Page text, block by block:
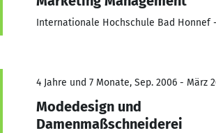
Internationale Hochschule Bad Honnef
4 Jahre und 7 Monate, Sep. 2006 - März
Modedesign und
Damenmaßschneiderei